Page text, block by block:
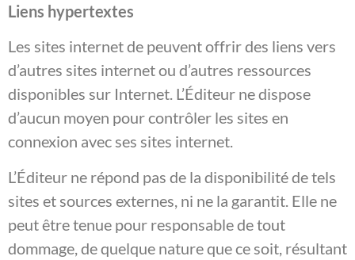
Liens hypertextes
Les sites internet de peuvent offrir des liens vers
d’autres sites internet ou d’autres ressources
disponibles sur Internet. L’Éditeur ne dispose
d’aucun moyen pour contrôler les sites en
connexion avec ses sites internet.
L’Éditeur ne répond pas de la disponibilité de tels
sites et sources externes, ni ne la garantit. Elle ne
peut être tenue pour responsable de tout
dommage, de quelque nature que ce soit, résultant